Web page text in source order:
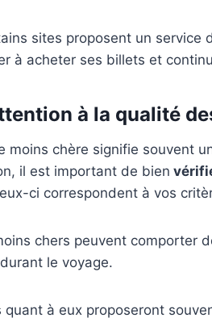
sites proposent un service
à acheter ses billets et
à la qualité
moins chère signifie souvent
il est important de bien
ci correspondent à vos
chers peuvent comporter
le voyage.
quant à eux proposeront